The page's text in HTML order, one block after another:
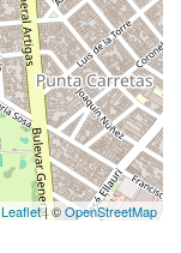
Leaflet| ©OpenStreetMap